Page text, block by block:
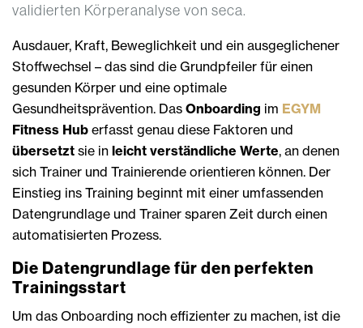
validierten Körperanalyse von seca.
Ausdauer, Kraft, Beweglichkeit und ein ausgeglichener
Stoffwechsel – das sind die Grundpfeiler für einen
gesunden Körper und eine optimale
Gesundheitsprävention. Das Onboarding im EGYM
Fitness Hub erfasst genau diese Faktoren und
übersetzt sie in leicht verständliche Werte, an denen
sich Trainer und Trainierende orientieren können. Der
Einstieg ins Training beginnt mit einer umfassenden
Datengrundlage und Trainer sparen Zeit durch einen
automatisierten Prozess.
Die Datengrundlage für den perfekten
Trainingsstart
Um das Onboarding noch effizienter zu machen, ist die